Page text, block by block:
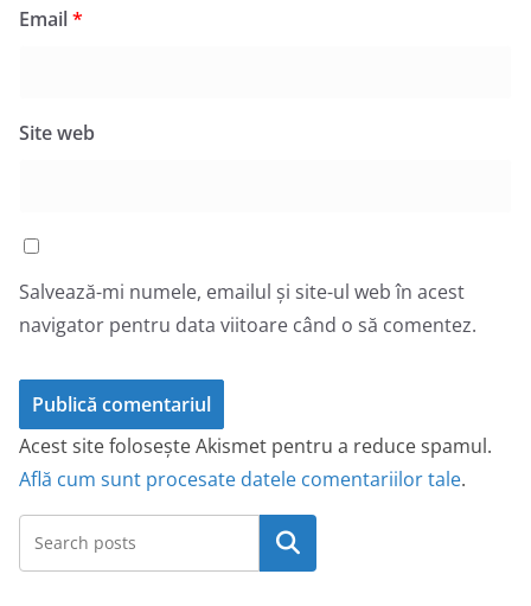
Email*
Site web
Salvează-mi numele, emailul și site-ul web în acest
navigator pentru data viitoare când o să comentez.
Acest site folosește Akismet pentru a reduce spamul.
Află cum sunt procesate datele comentariilor tale.
Caută